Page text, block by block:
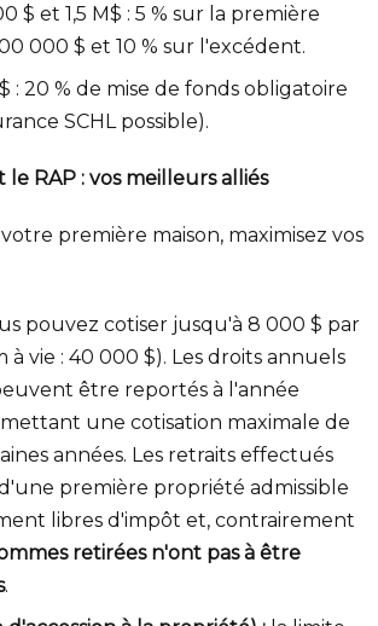
$ et 1,5 M$ : 5 % sur la première
000 $ et 10 % sur l'excédent.
: 20 % de mise de fonds obligatoire
SCHL possible).
le RAP : vos meilleurs alliés
première maison, maximisez vos
pouvez cotiser jusqu'à 8 000 $ par
à vie : 40 000 $). Les droits annuels
être reportés à l'année
une cotisation maximale de
années. Les retraits effectués
première propriété admissible
libres d'impôt et, contrairement
retirées n'ont pas à être
.